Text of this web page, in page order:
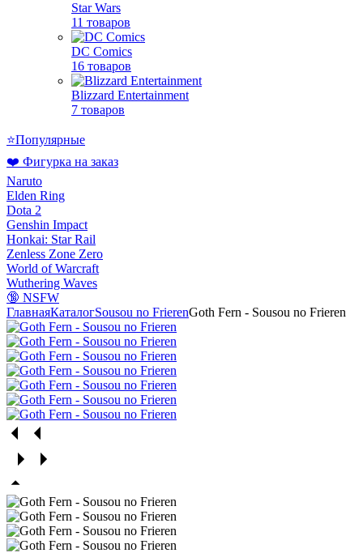
Star Wars
11 товаров
DC Comics
16 товаров
Blizzard Entertainment
7 товаров
⭐Популярные
❤️ Фигурка на заказ
Naruto
Elden Ring
Dota 2
Genshin Impact
Honkai: Star Rail
Zenless Zone Zero
World of Warcraft
Wuthering Waves
🔞 NSFW
ГлавнаяКаталогSousou no FrierenGoth Fern - Sousou no Frieren